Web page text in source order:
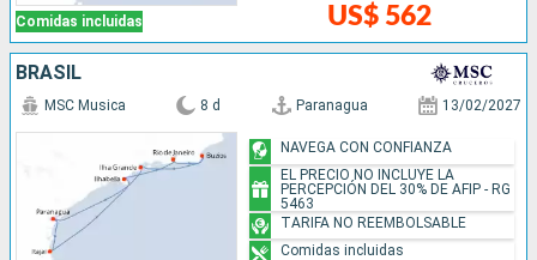
Comidas incluidas US$ 562
BRASIL
MSC Musica 8 d Paranagua 13/02/2027
NAVEGA CON CONFIANZA
EL PRECIO NO INCLUYE LA
PERCEPCIÓN DEL 30% DE AFIP - RG
5463
TARIFA NO REEMBOLSABLE
Comidas incluidas